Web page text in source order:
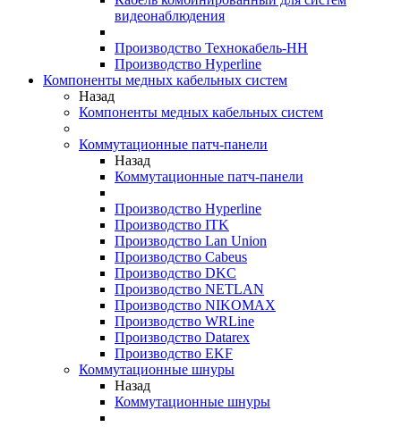
видеонаблюдения
Производство Технокабель-НН
Производство Hyperline
Компоненты медных кабельных систем
Назад
Компоненты медных кабельных систем
Коммутационные патч-панели
Назад
Коммутационные патч-панели
Производство Hyperline
Производство ITK
Производство Lan Union
Производство Cabeus
Производство DKC
Производство NETLAN
Производство NIKOMAX
Производство WRLine
Производство Datarex
Производство EKF
Коммутационные шнуры
Назад
Коммутационные шнуры